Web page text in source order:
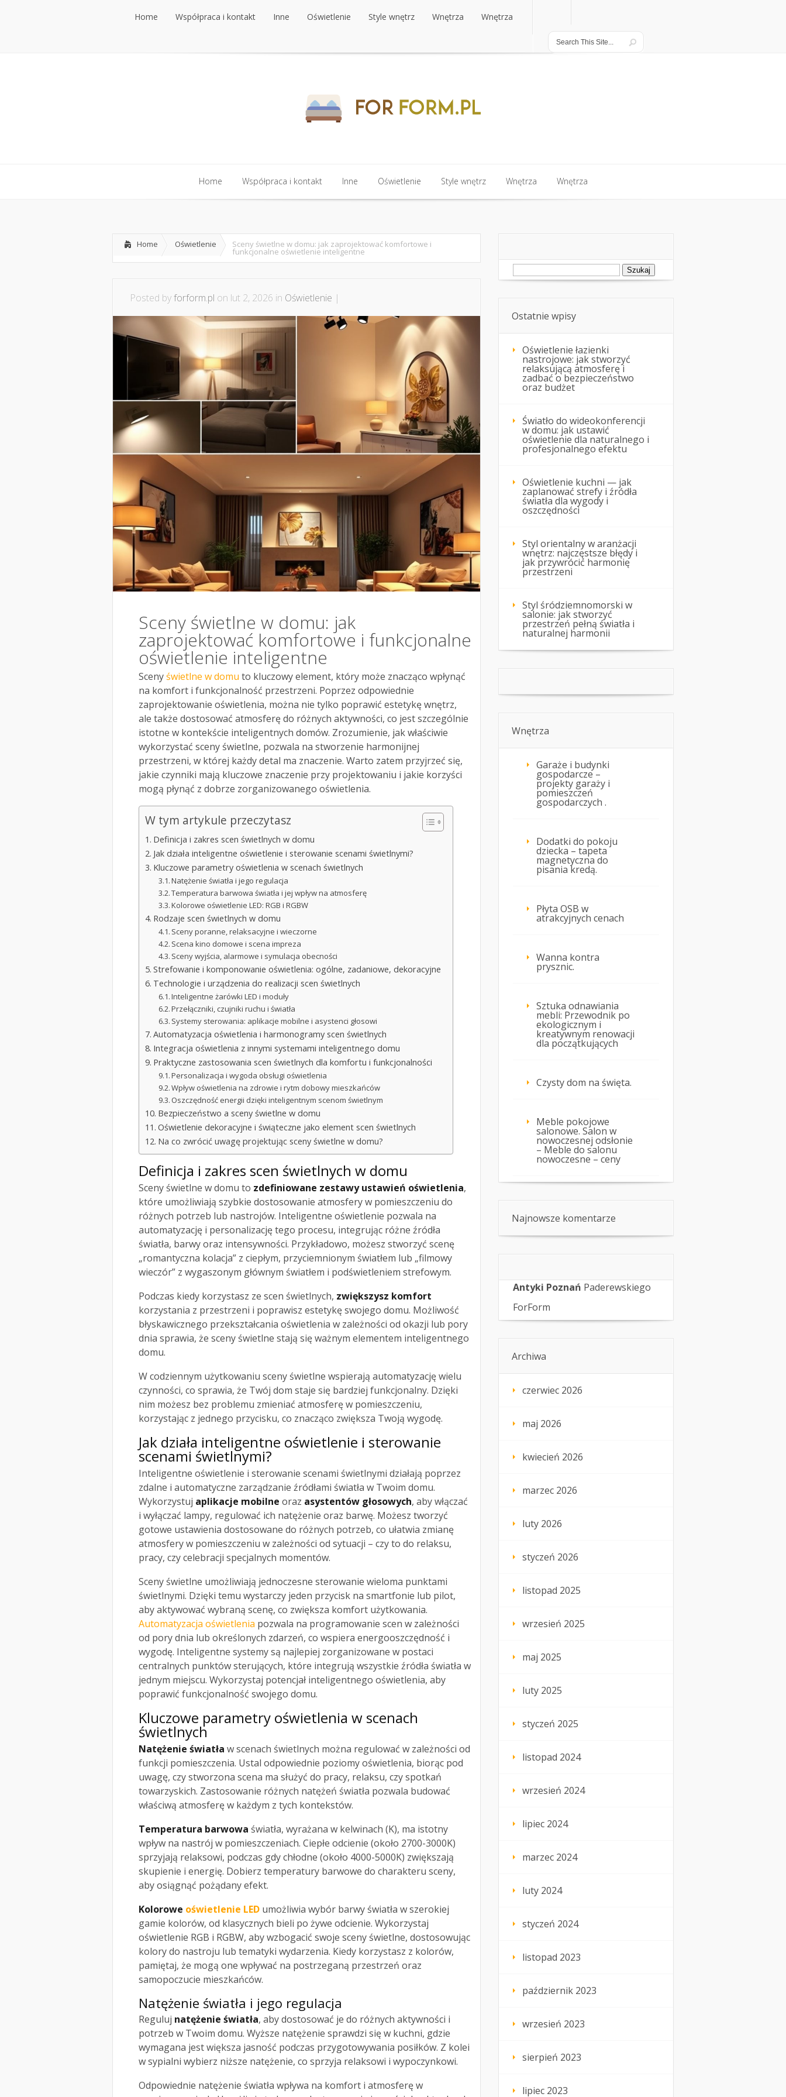
Home Współpraca i kontakt
Współpraca i kontakt
Inne
Inne
Oświetlenie
Oświetlenie
Style wnętrz
Style wnętrz
Wnętrza
Wnętrza
Wnętrza
Wnętrza
Home Współpraca i kontakt Inne Oświetlenie Style wnętrz Wnętrza Wnętrza
Home Oświetlenie Sceny świetlne w domu: jak zaprojektować komfortowe i
funkcjonalne oświetlenie inteligentne
Posted byforform.pl on lut 2, 2026 in Oświetlenie |
Sceny świetlne w domu: jak
zaprojektować komfortowe i funkcjonalne
oświetlenie inteligentne
Scenyświetlne w domu to kluczowy element, który może znacząco wpłynąć
na komfort i funkcjonalność przestrzeni. Poprzez odpowiednie
zaprojektowanie oświetlenia, można nie tylko poprawić estetykę wnętrz,
ale także dostosować atmosferę do różnych aktywności, co jest szczególnie
istotne w kontekście inteligentnych domów. Zrozumienie, jak właściwie
wykorzystać sceny świetlne, pozwala na stworzenie harmonijnej
przestrzeni, w której każdy detal ma znaczenie. Warto zatem przyjrzeć się,
jakie czynniki mają kluczowe znaczenie przy projektowaniu i jakie korzyści
mogą płynąć z dobrze zorganizowanego oświetlenia.
W tym artykule przeczytasz
Definicja i zakres scen świetlnych w domu
Jak działa inteligentne oświetlenie i sterowanie scenami świetlnymi?
Kluczowe parametry oświetlenia w scenach świetlnych
Natężenie światła i jego regulacja
Temperatura barwowa światła i jej wpływ na atmosferę
Kolorowe oświetlenie LED: RGB i RGBW
Rodzaje scen świetlnych w domu
Sceny poranne, relaksacyjne i wieczorne
Scena kino domowe i scena impreza
Sceny wyjścia, alarmowe i symulacja obecności
Strefowanie i komponowanie oświetlenia: ogólne, zadaniowe, dekoracyjne
Technologie i urządzenia do realizacji scen świetlnych
Inteligentne żarówki LED i moduły
Przełączniki, czujniki ruchu i światła
Systemy sterowania: aplikacje mobilne i asystenci głosowi
Automatyzacja oświetlenia i harmonogramy scen świetlnych
Integracja oświetlenia z innymi systemami inteligentnego domu
Praktyczne zastosowania scen świetlnych dla komfortu i funkcjonalności
Personalizacja i wygoda obsługi oświetlenia
Wpływ oświetlenia na zdrowie i rytm dobowy mieszkańców
Oszczędność energii dzięki inteligentnym scenom świetlnym
Bezpieczeństwo a sceny świetlne w domu
Oświetlenie dekoracyjne i świąteczne jako element scen świetlnych
Na co zwrócić uwagę projektując sceny świetlne w domu?
Definicja i zakres scen świetlnych w domu
Sceny świetlne w domu to zdefiniowane zestawy ustawień oświetlenia,
które umożliwiają szybkie dostosowanie atmosfery w pomieszczeniu do
różnych potrzeb lub nastrojów. Inteligentne oświetlenie pozwala na
automatyzację i personalizację tego procesu, integrując różne źródła
światła, barwy oraz intensywności. Przykładowo, możesz stworzyć scenę
„romantyczna kolacja” z ciepłym, przyciemnionym światłem lub „filmowy
wieczór” z wygaszonym głównym światłem i podświetleniem strefowym.
Podczas kiedy korzystasz ze scen świetlnych, zwiększysz komfort
korzystania z przestrzeni i poprawisz estetykę swojego domu. Możliwość
błyskawicznego przekształcania oświetlenia w zależności od okazji lub pory
dnia sprawia, że sceny świetlne stają się ważnym elementem inteligentnego
domu.
W codziennym użytkowaniu sceny świetlne wspierają automatyzację wielu
czynności, co sprawia, że Twój dom staje się bardziej funkcjonalny. Dzięki
nim możesz bez problemu zmieniać atmosferę w pomieszczeniu,
korzystając z jednego przycisku, co znacząco zwiększa Twoją wygodę.
Jak działa inteligentne oświetlenie i sterowanie
scenami świetlnymi?
Inteligentne oświetlenie i sterowanie scenami świetlnymi działają poprzez
zdalne i automatyczne zarządzanie źródłami światła w Twoim domu.
Wykorzystuj aplikacje mobilne oraz asystentów głosowych, aby włączać
i wyłączać lampy, regulować ich natężenie oraz barwę. Możesz tworzyć
gotowe ustawienia dostosowane do różnych potrzeb, co ułatwia zmianę
atmosfery w pomieszczeniu w zależności od sytuacji – czy to do relaksu,
pracy, czy celebracji specjalnych momentów.
Sceny świetlne umożliwiają jednoczesne sterowanie wieloma punktami
świetlnymi. Dzięki temu wystarczy jeden przycisk na smartfonie lub pilot,
aby aktywować wybraną scenę, co zwiększa komfort użytkowania.
Automatyzacja oświetlenia pozwala na programowanie scen w zależności
od pory dnia lub określonych zdarzeń, co wspiera energooszczędność i
wygodę. Inteligentne systemy są najlepiej zorganizowane w postaci
centralnych punktów sterujących, które integrują wszystkie źródła światła w
jednym miejscu. Wykorzystaj potencjał inteligentnego oświetlenia, aby
poprawić funkcjonalność swojego domu.
Kluczowe parametry oświetlenia w scenach
świetlnych
Natężenie światła w scenach świetlnych można regulować w zależności od
funkcji pomieszczenia. Ustal odpowiednie poziomy oświetlenia, biorąc pod
uwagę, czy stworzona scena ma służyć do pracy, relaksu, czy spotkań
towarzyskich. Zastosowanie różnych natężeń światła pozwala budować
właściwą atmosferę w każdym z tych kontekstów.
Temperatura barwowa światła, wyrażana w kelwinach (K), ma istotny
wpływ na nastrój w pomieszczeniach. Ciepłe odcienie (około 2700-3000K)
sprzyjają relaksowi, podczas gdy chłodne (około 4000-5000K) zwiększają
skupienie i energię. Dobierz temperatury barwowe do charakteru sceny,
aby osiągnąć pożądany efekt.
Kolorowe oświetlenie LED umożliwia wybór barwy światła w szerokiej
gamie kolorów, od klasycznych bieli po żywe odcienie. Wykorzystaj
oświetlenie RGB i RGBW, aby wzbogacić swoje sceny świetlne, dostosowując
kolory do nastroju lub tematyki wydarzenia. Kiedy korzystasz z kolorów,
pamiętaj, że mogą one wpływać na postrzeganą przestrzeń oraz
samopoczucie mieszkańców.
Natężenie światła i jego regulacja
Reguluj natężenie światła, aby dostosować je do różnych aktywności i
potrzeb w Twoim domu. Wyższe natężenie sprawdzi się w kuchni, gdzie
wymagana jest większa jasność podczas przygotowywania posiłków. Z kolei
w sypialni wybierz niższe natężenie, co sprzyja relaksowi i wypoczynkowi.
Odpowiednie natężenie światła wpływa na komfort i atmosferę w
Szukaj:
Ostatnie wpisy
Oświetlenie łazienki
nastrojowe: jak stworzyć
relaksującą atmosferę i
zadbać o bezpieczeństwo
oraz budżet
Światło do wideokonferencji
w domu: jak ustawić
oświetlenie dla naturalnego i
profesjonalnego efektu
Oświetlenie kuchni — jak
zaplanować strefy i źródła
światła dla wygody i
oszczędności
Styl orientalny w aranżacji
wnętrz: najczęstsze błędy i
jak przywrócić harmonię
przestrzeni
Styl śródziemnomorski w
salonie: jak stworzyć
przestrzeń pełną światła i
naturalnej harmonii
Wnętrza
Garaże i budynki
gospodarcze –
projekty garaży i
pomieszczeń
gospodarczych .
Dodatki do pokoju
dziecka – tapeta
magnetyczna do
pisania kredą.
Płyta OSB w
atrakcyjnych cenach
Wanna kontra
prysznic.
Sztuka odnawiania
mebli: Przewodnik po
ekologicznym i
kreatywnym renowacji
dla początkujących
Czysty dom na święta.
Meble pokojowe
salonowe. Salon w
nowoczesnej odsłonie
– Meble do salonu
nowoczesne – ceny
Najnowsze komentarze
Antyki Poznań Paderewskiego
ForForm
Archiwa
czerwiec 2026
maj 2026
kwiecień 2026
marzec 2026
luty 2026
styczeń 2026
listopad 2025
wrzesień 2025
maj 2025
luty 2025
styczeń 2025
listopad 2024
wrzesień 2024
lipiec 2024
marzec 2024
luty 2024
styczeń 2024
listopad 2023
październik 2023
wrzesień 2023
sierpień 2023
lipiec 2023